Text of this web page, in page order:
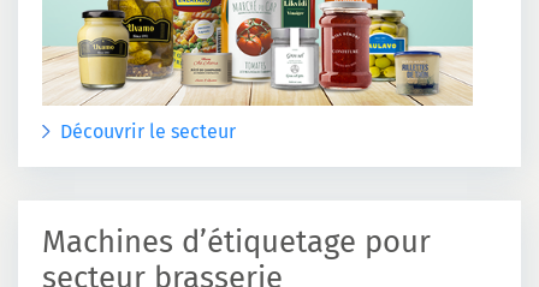
Découvrir le secteur
Machines d’étiquetage pour
secteur brasserie